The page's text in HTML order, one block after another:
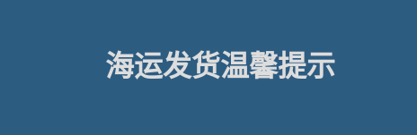
海运发货温馨提示